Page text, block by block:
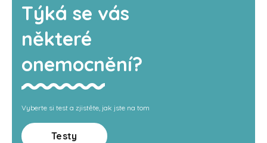
Týká se vás
některé
onemocnění?
Vyberte si test a zjistěte, jak jste na tom
Testy